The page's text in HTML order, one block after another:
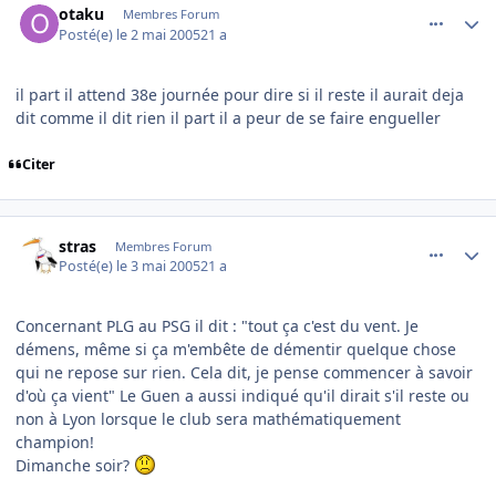
otaku Membres Forum
Posté(e) le 2 mai 200521 a
il part il attend 38e journée pour dire si il reste il aurait deja
dit comme il dit rien il part il a peur de se faire engueller
Citer
stras Membres Forum
Posté(e) le 3 mai 200521 a
Concernant PLG au PSG il dit : "tout ça c'est du vent. Je
démens, même si ça m'embête de démentir quelque chose
qui ne repose sur rien. Cela dit, je pense commencer à savoir
d'où ça vient" Le Guen a aussi indiqué qu'il dirait s'il reste ou
non à Lyon lorsque le club sera mathématiquement
champion!
Dimanche soir?